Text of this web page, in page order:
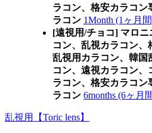
ラコン、格安カラコン
ラコン 1Month (1ヶ月
[遠視用/チョコ] マロ
コン、乱視カラコン
乱視用カラコン、韓国
コン、遠視カラコン
ラコン、格安カラコン
ラコン 6months (6ヶ月
乱視用【Toric lens】